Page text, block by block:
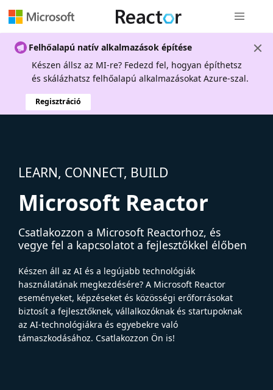
Felhőalapú natív alkalmazások építése
Készen állsz az MI-re? Fedezd fel, hogyan építhetsz
és skálázhatsz felhőalapú alkalmazásokat Azure-szal.
Regisztráció
LEARN, CONNECT, BUILD
Microsoft Reactor
Csatlakozzon a Microsoft Reactorhoz, és
vegye fel a kapcsolatot a fejlesztőkkel élőben
Készen áll az AI és a legújabb technológiák
használatának megkezdésére? A Microsoft Reactor
eseményeket, képzéseket és közösségi erőforrásokat
biztosít a fejlesztőknek, vállalkozóknak és startupoknak
az AI-technológiákra és egyebekre való
támaszkodásához. Csatlakozzon Ön is!